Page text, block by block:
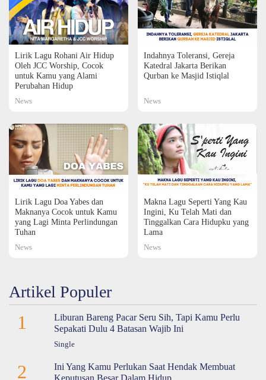
Lirik Lagu Rohani Air Hidup
Oleh JCC Worship, Cocok
untuk Kamu yang Alami
Perubahan Hidup
News
Indahnya Toleransi, Gereja
Katedral Jakarta Berikan
Qurban ke Masjid Istiqlal
News
Lirik Lagu Doa Yabes dan
Maknanya Cocok untuk Kamu
yang Lagi Minta Perlindungan
Tuhan
News
Makna Lagu Seperti Yang Kau
Ingini, Ku Telah Mati dan
Tinggalkan Cara Hidupku yang
Lama
News
Artikel Populer
1
Liburan Bareng Pacar Seru Sih, Tapi Kamu Perlu
Sepakati Dulu 4 Batasan Wajib Ini
Single
2
Ini Yang Kamu Perlukan Saat Hendak Membuat
Keputusan Besar Dalam Hidup